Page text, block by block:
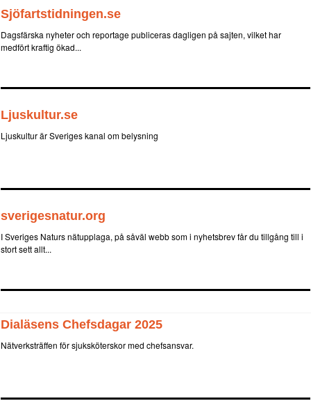
Sjöfartstidningen.se
Dagsfärska nyheter och reportage publiceras dagligen på sajten, vilket har
medfört kraftig ökad...
Ljuskultur.se
Ljuskultur är Sveriges kanal om belysning
sverigesnatur.org
I Sveriges Naturs nätupplaga, på såväl webb som i nyhetsbrev får du tillgång till i
stort sett allt...
Dialäsens Chefsdagar 2025
Nätverksträffen för sjuksköterskor med chefsansvar.